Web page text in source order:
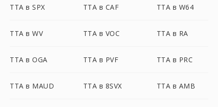
TTA в SPX TTA в CAF TTA в W64
TTA в WV TTA в VOC TTA в RA
TTA в OGA TTA в PVF TTA в PRC
TTA в MAUD TTA в 8SVX TTA в AMB